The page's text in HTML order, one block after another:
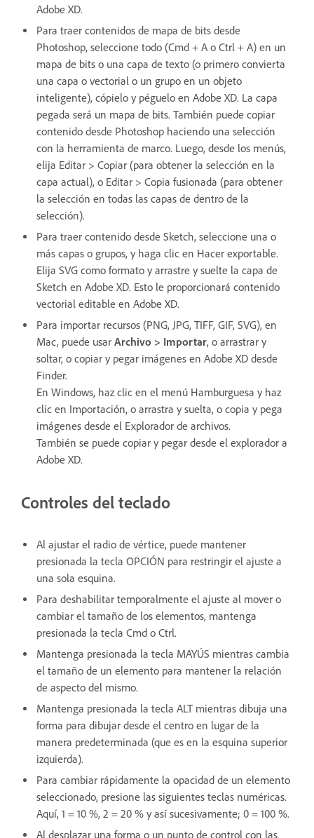
Adobe XD.
Para traer contenidos de mapa de bits desde
Photoshop, seleccione todo (Cmd + A o Ctrl + A) en un
mapa de bits o una capa de texto (o primero convierta
una capa o vectorial o un grupo en un objeto
inteligente), cópielo y péguelo en Adobe XD. La capa
pegada será un mapa de bits. También puede copiar
contenido desde Photoshop haciendo una selección
con la herramienta de marco. Luego, desde los menús,
elija Editar > Copiar (para obtener la selección en la
capa actual), o Editar > Copia fusionada (para obtener
la selección en todas las capas de dentro de la
selección).
Para traer contenido desde Sketch, seleccione una o
más capas o grupos, y haga clic en Hacer exportable.
Elija SVG como formato y arrastre y suelte la capa de
Sketch en Adobe XD. Esto le proporcionará contenido
vectorial editable en Adobe XD.
Para importar recursos (PNG, JPG, TIFF, GIF, SVG), en
Mac, puede usar Archivo > Importar, o arrastrar y
soltar, o copiar y pegar imágenes en Adobe XD desde
Finder.
En Windows, haz clic en el menú Hamburguesa y haz
clic en Importación, o arrastra y suelta, o copia y pega
imágenes desde el Explorador de archivos.
También se puede copiar y pegar desde el explorador a
Adobe XD.
Controles del teclado
Al ajustar el radio de vértice, puede mantener
presionada la tecla OPCIÓN para restringir el ajuste a
una sola esquina.
Para deshabilitar temporalmente el ajuste al mover o
cambiar el tamaño de los elementos, mantenga
presionada la tecla Cmd o Ctrl.
Mantenga presionada la tecla MAYÚS mientras cambia
el tamaño de un elemento para mantener la relación
de aspecto del mismo.
Mantenga presionada la tecla ALT mientras dibuja una
forma para dibujar desde el centro en lugar de la
manera predeterminada (que es en la esquina superior
izquierda).
Para cambiar rápidamente la opacidad de un elemento
seleccionado, presione las siguientes teclas numéricas.
Aquí, 1 = 10 %, 2 = 20 % y así sucesivamente; 0 = 100 %.
Al desplazar una forma o un punto de control con las